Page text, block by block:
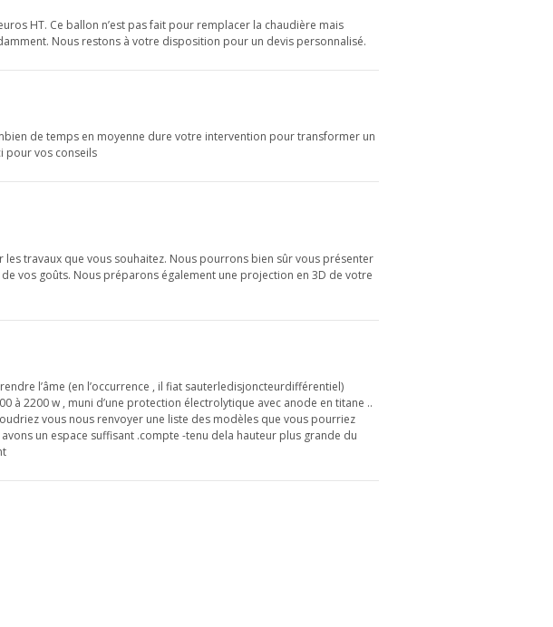
HT. Ce ballon n’est pas fait pour remplacer la chaudière mais
Nous restons à votre disposition pour un devis personnalisé.
de temps en moyenne dure votre intervention pour transformer un
pour vos conseils
travaux que vous souhaitez. Nous pourrons bien sûr vous présenter
vos goûts. Nous préparons également une projection en 3D de votre
l’âme (en l’occurrence , il fiat sauterledisjoncteurdifférentiel)
à 2200 w , muni d’une protection électrolytique avec anode en titane ..
vous nous renvoyer une liste des modèles que vous pourriez
un espace suffisant .compte -tenu dela hauteur plus grande du